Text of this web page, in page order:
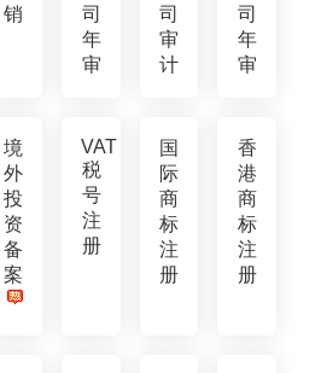
销
司
年
审
司
审
计
司
年
审
境
外
投
资
备
案
VAT
税
号
注
册
国
际
商
标
注
册
香
港
商
标
注
册